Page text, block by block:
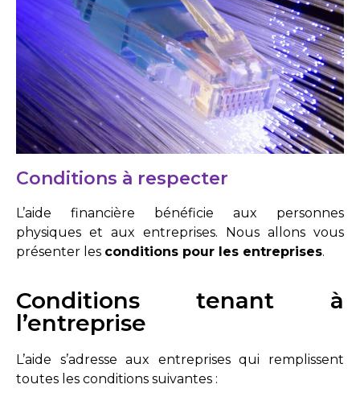
Conditions à respecter
L’aide financière bénéficie aux personnes
physiques et aux entreprises. Nous allons vous
présenter les conditions pour les entreprises.
Conditions tenant à
l’entreprise
L’aide s’adresse aux entreprises qui remplissent
toutes les conditions suivantes :